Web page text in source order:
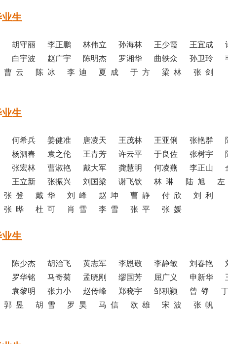
生
胡守丽 李正鹏 林伟立 孙海林 王少霞 王宜成
白宇波 赵广宇 陈明杰 罗湘华 曲轶众 孙卫玲
云 陈 冰 李 迪 夏 成 于 方 梁 林 张 剑
生
何希兵 姜健准 唐凌天 王茂林 王亚俐 张艳群
杨泗春 袁之伦 王青芳 许云平 于良佐 张树宇
张宏林 曹淑艳 戴大军 龚慧明 何凌燕 李正山
王立新 张振兴 刘国梁 谢飞钦 林 琳 陆 旭 左
登 戴 华 刘 峰 赵 坤 曹 静 付 欣 刘 利
晔 杜 可 肖 雪 李 雪 张 平 张 媛
生
陈少杰 胡治飞 黄志军 李恩敬 李静敏 刘春艳
罗华铭 马奇菊 孟晓刚 缪国芳 屈广义 申新华
袁黎明 张力小 赵传峰 郑晓宇 邹积颖 曾 铮
昱 胡 雪 罗 昊 马 信 欧 雄 宋 波 张 帆